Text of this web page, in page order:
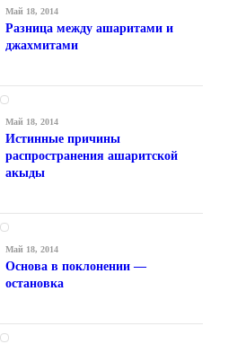
Май 18, 2014
Разница между ашаритами и
джахмитами
Май 18, 2014
Истинные причины
распространения ашаритской
акыды
Май 18, 2014
Основа в поклонении —
остановка